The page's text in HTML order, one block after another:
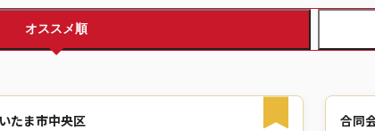
オススメ順
たま市中央区
合同